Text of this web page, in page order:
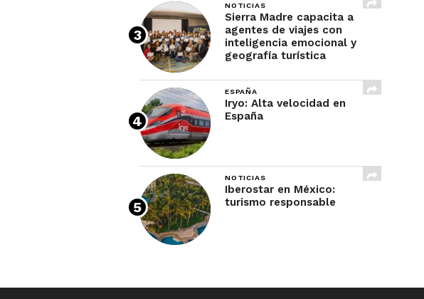
NOTICIAS
Sierra Madre capacita a
agentes de viajes con
inteligencia emocional y
geografía turística
ESPAÑA
Iryo: Alta velocidad en
España
NOTICIAS
Iberostar en México:
turismo responsable